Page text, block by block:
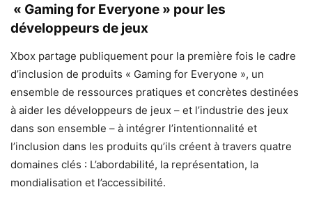
« Gaming for Everyone » pour les
développeurs de jeux
Xbox partage publiquement pour la première fois le cadre
d’inclusion de produits « Gaming for Everyone », un
ensemble de ressources pratiques et concrètes destinées
à aider les développeurs de jeux – et l’industrie des jeux
dans son ensemble – à intégrer l’intentionnalité et
l’inclusion dans les produits qu’ils créent à travers quatre
domaines clés : L’abordabilité, la représentation, la
mondialisation et l’accessibilité.